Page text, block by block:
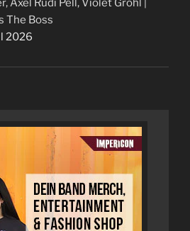
Axel Rudi Pell, Violet Grohl |
The Boss
2026